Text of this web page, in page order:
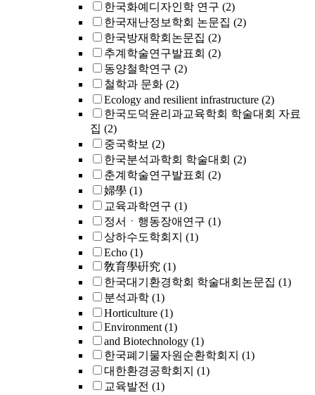
한국화예디자인학 연구 (2)
한국재난정보학회 논문집 (2)
한국방재학회논문집 (2)
추계학술연구발표회 (2)
동양철학연구 (2)
철학과 문화 (2)
Ecology and resilient infrastructure (2)
한국도덕윤리과교육학회 학술대회 자료
집 (2)
중국학보 (2)
한국분석과학회 학술대회 (2)
춘계학술연구발표회 (2)
婦學 (1)
교육과학연구 (1)
정서ㆍ행동장애연구 (1)
상하수도학회지 (1)
Echo (1)
敎育學硏究 (1)
한국대기환경학회 학술대회논문집 (1)
분석과학 (1)
Horticulture (1)
Environment (1)
and Biotechnology (1)
한국폐기물자원순환학회지 (1)
대한환경공학회지 (1)
교육발전 (1)